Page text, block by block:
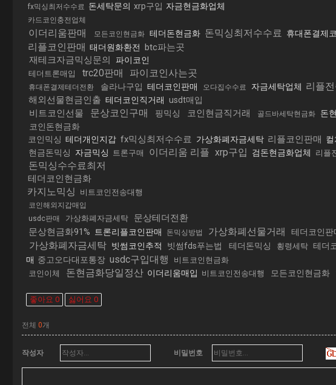
fx믹싱최저수수료 돈세탁문의 xrp구입 자금현금화업체
카드코인충전업체
이더리움판매 모든코인현금화 테더돈현금화 돈믹싱최저수수료 휴대폰결제
리플코인판매 태더원화환전 btc파는곳
재테크자금믹싱문의
파이코인
테더트론매입 trc20판매 파이코인사는곳
휴대폰결제테더전환 솔라나구입 테더코인판매 오다집수수료 자금세탁업체 리플
해외선물현금인출 테더코인직거래 usdt매입
비트코인선물 문상코인구매 핑믹싱 코인현금직거래 골드바세탁현금화 돈
코인돈현금화
코인믹싱 테더개인지갑 fx믹싱최저수수료 가상화폐자금세탁 리플코인판매
현금돈믹싱 자금믹싱 트론구매 이더리움 리플 xrp구입 검돈현금화업체 리플
돈믹싱수수료최저
테더코인현금화
카지노믹싱 비트코인전송대행
코인해외지갑매입
usdc판매
가상화폐자금세탁
문상테더전환
문상현금화91%
트론리플코인판매 돈믹싱방법 가상화폐선물거래 테더코인판
가상화폐자금세탁 빗썸코인추적 빗썸fds푸는법 테더돈믹싱 횡령세탁 테더
매 중고오다대포통장 usdc구입대행
비트코인현금화
코인이체
돈현금화당일정산 이더리움매입 비트코인전송대행 모든코인현금화
좋아요 0 싫어요 0
전체 0개
작성자 비밀번호